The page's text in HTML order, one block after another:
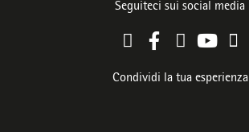
Seguiteci sui social media
Condividi la tua esperienza